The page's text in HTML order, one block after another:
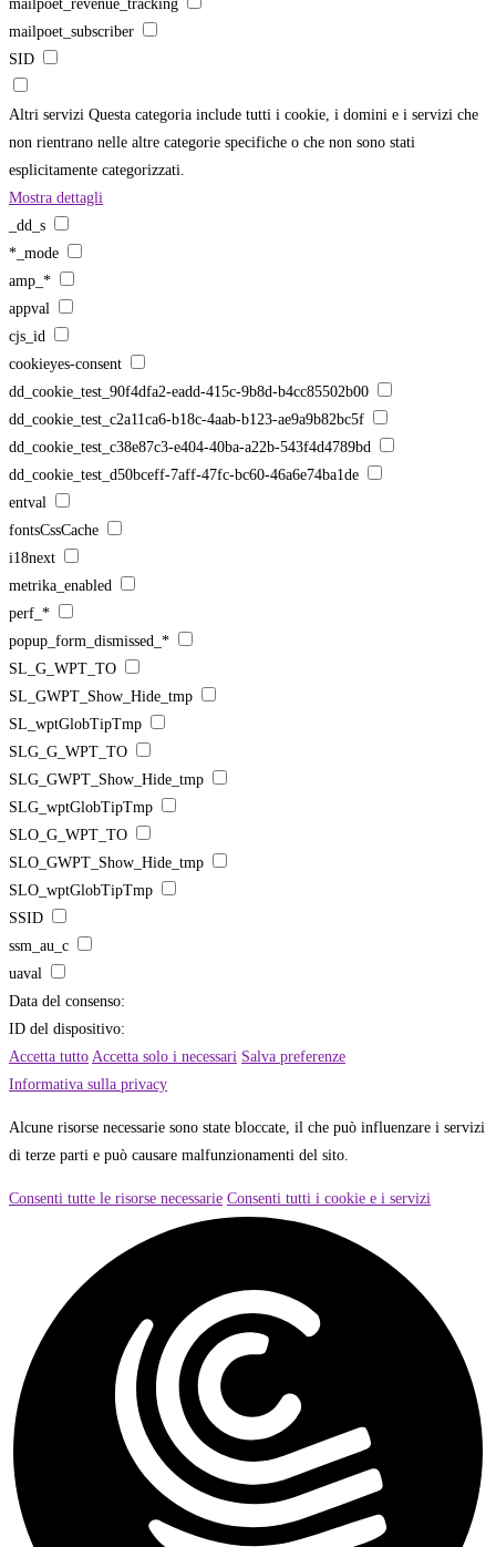
mailpoet_revenue_tracking
mailpoet_subscriber
SID
Altri servizi Questa categoria include tutti i cookie, i domini e i servizi che
non rientrano nelle altre categorie specifiche o che non sono stati
esplicitamente categorizzati.
Mostra dettagli
_dd_s
*_mode
amp_*
appval
cjs_id
cookieyes-consent
dd_cookie_test_90f4dfa2-eadd-415c-9b8d-b4cc85502b00
dd_cookie_test_c2a11ca6-b18c-4aab-b123-ae9a9b82bc5f
dd_cookie_test_c38e87c3-e404-40ba-a22b-543f4d4789bd
dd_cookie_test_d50bceff-7aff-47fc-bc60-46a6e74ba1de
entval
fontsCssCache
i18next
metrika_enabled
perf_*
popup_form_dismissed_*
SL_G_WPT_TO
SL_GWPT_Show_Hide_tmp
SL_wptGlobTipTmp
SLG_G_WPT_TO
SLG_GWPT_Show_Hide_tmp
SLG_wptGlobTipTmp
SLO_G_WPT_TO
SLO_GWPT_Show_Hide_tmp
SLO_wptGlobTipTmp
SSID
ssm_au_c
uaval
Data del consenso:
ID del dispositivo:
Accetta tutto Accetta solo i necessari Salva preferenze
Informativa sulla privacy
Alcune risorse necessarie sono state bloccate, il che può influenzare i servizi
di terze parti e può causare malfunzionamenti del sito.
Consenti tutte le risorse necessarie Consenti tutti i cookie e i servizi